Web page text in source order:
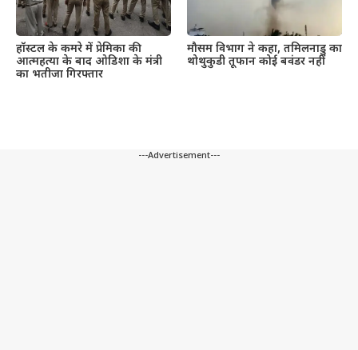
हॉस्टल के कमरे में प्रेमिका की
आत्महत्या के बाद ओडिशा के मंत्री
का भतीजा गिरफ्तार
मौसम विभाग ने कहा, तमिलनाडु का
थोथुकुडी तूफान कोई बवंडर नहीं
---Advertisement---